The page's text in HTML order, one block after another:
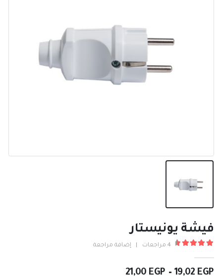
فيشة يونيستار
4 مراجعات إضافة مراجعة
19,02 EGP
–
21,00 EGP